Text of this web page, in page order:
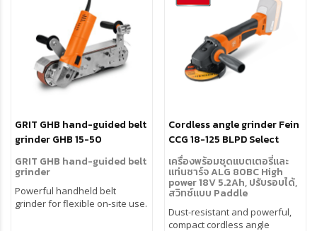
GRIT GHB hand-guided belt
grinder GHB 15-50
GRIT GHB hand-guided belt
grinder
Powerful handheld belt
grinder for flexible on-site use.
Cordless angle grinder Fein
CCG 18-125 BLPD Select
เครื่องพร้อมชุดแบตเตอรี่และ
แท่นชาร์จ ALG 80BC High
power 18V 5.2Ah, ปรับรอบได้,
สวิทช์แบบ Paddle
Dust-resistant and powerful,
compact cordless angle